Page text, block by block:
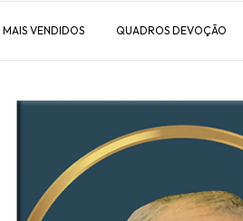
MAIS VENDIDOS QUADROS DEVOÇÃO